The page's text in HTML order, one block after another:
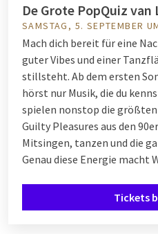
De Grote PopQuiz van
SAMSTAG, 5. SEPTEMBER
Mach dich bereit für eine
guter Vibes und einer
stillsteht. Ab dem ersten
hörst nur Musik, die du
spielen nonstop die
Guilty Pleasures aus den
Mitsingen, tanzen und die
Genau diese Energie macht
Tickets